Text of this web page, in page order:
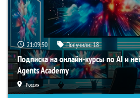
21:09:49 Получили:18
Подписка на онлайн-курсы по AI и
Agents Academy
Россия